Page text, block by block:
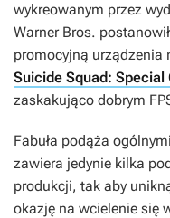
wykreowanym przez
Warner Bros.
promocyjną urządzenia
Suicide Squad: Special
zaskakująco dobrym
Fabuła podąża
zawiera jedynie kilka
produkcji, tak aby
okazję na wcielenie się